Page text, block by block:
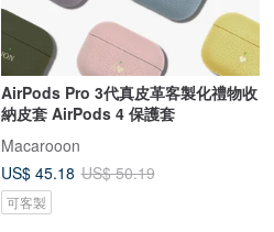
AirPods Pro 3代真皮革客製化禮物收
納皮套 AirPods 4 保護套
Macarooon
US$ 45.18 US$ 50.19
可客製